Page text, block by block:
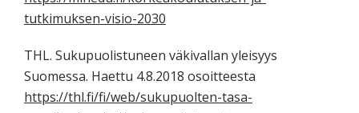
tutkimuksen-visio-2030
THL. Sukupuolistuneen väkivallan yleisyys
Suomessa. Haettu 4.8.2018 osoitteesta
https://thl.fi/fi/web/sukupuolten-tasa-